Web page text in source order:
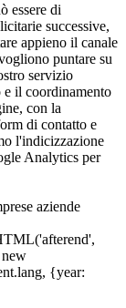
essere di
successive,
appieno il canale
puntare su
servizio
e il coordinamento
con la
di contatto e
l'indicizzazione
Analytics per